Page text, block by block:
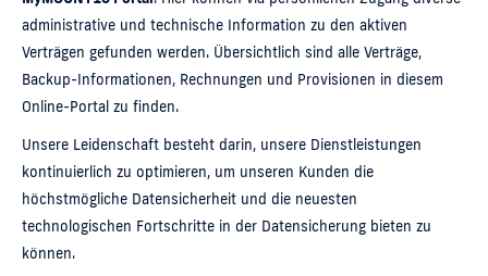
administrative und technische Information zu den aktiven
Verträgen gefunden werden. Übersichtlich sind alle Verträge,
Backup-Informationen, Rechnungen und Provisionen in diesem
Online-Portal zu finden.
Unsere Leidenschaft besteht darin, unsere Dienstleistungen
kontinuierlich zu optimieren, um unseren Kunden die
höchstmögliche Datensicherheit und die neuesten
technologischen Fortschritte in der Datensicherung bieten zu
können.